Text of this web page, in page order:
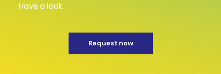
Have a look.
Request now